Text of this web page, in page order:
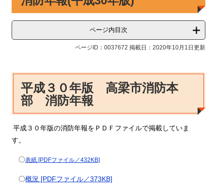
ページ内目次
ページID：0037672 掲載日：2020年10月1日更新
平成３０年版 高梁市消防本
部 消防年報
平成３０年版の消防年報をＰＤＦファイルで掲載していま
す。
〇表紙 [PDFファイル／432KB]
〇概況 [PDFファイル／373KB]